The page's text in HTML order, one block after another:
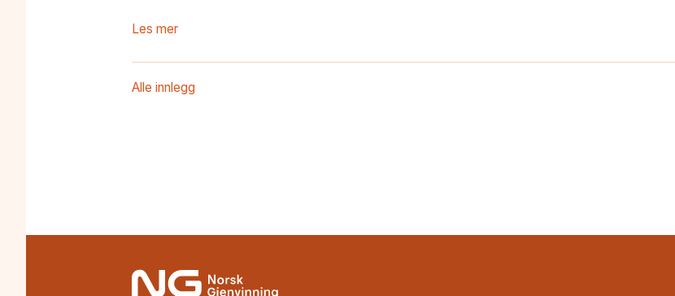
Les mer
Alle innlegg